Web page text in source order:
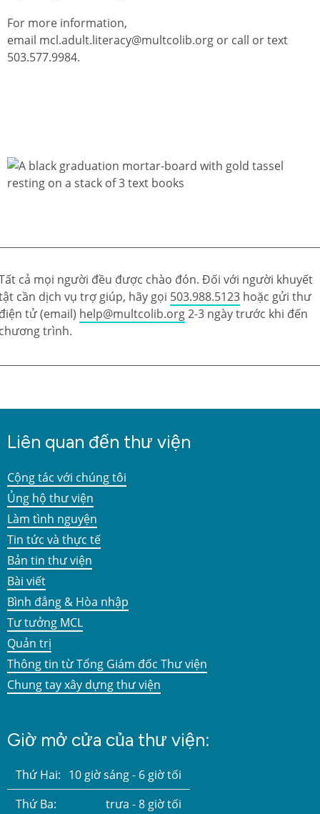
For more information,
email mcl.adult.literacy@multcolib.org or call or text
503.577.9984.
cả mọi người đều được chào đón. Đối với người khuyết
cần dịch vụ trợ giúp, hãy gọi 503.988.5123 hoặc gửi thư
tử (email) help@multcolib.org2-3 ngày trước khi đến
trình.
Liên quan đến thư viện
Cộng tác với chúng tôi
Ủng hộ thư viện
Làm tình nguyện
Tin tức và thực tế
Bản tin thư viện
Bài viết
Bình đẳng & Hòa nhập
Tư tưởng MCL
Quản trị
Thông tin từ Tổng Giám đốc Thư viện
Chung tay xây dựng thư viện
Giờ mở cửa của thư viện:
Thứ Hai: 10 giờ sáng - 6 giờ tối
Thứ Ba:
trưa - 8 giờ tối